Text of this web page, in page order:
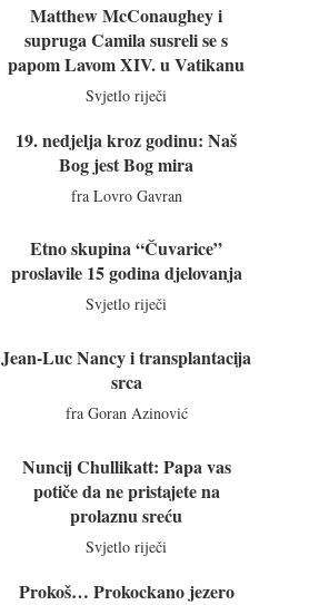
Matthew McConaughey i
supruga Camila susreli se s
papom Lavom XIV. u Vatikanu
Svjetlo riječi
19. nedjelja kroz godinu: Naš
Bog jest Bog mira
fra Lovro Gavran
Etno skupina “Čuvarice”
proslavile 15 godina djelovanja
Svjetlo riječi
Jean-Luc Nancy i transplantacija
srca
fra Goran Azinović
Nuncij Chullikatt: Papa vas
potiče da ne pristajete na
prolaznu sreću
Svjetlo riječi
Prokoš… Prokockano jezero